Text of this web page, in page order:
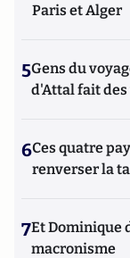
Paris et Alger
5Gens du
d'Attal fait des
6Ces quatre
renverser la
7Et Dominique
macronisme